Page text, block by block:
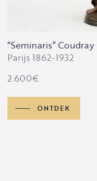
“Seminaris”
Parijs 1862-1932
2.600€
ONTDEK